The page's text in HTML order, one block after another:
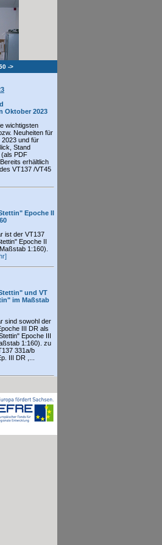
->
Oktober 2023
wichtigsten
Neuheiten für
und für
Stand
(als PDF
erhältlich
VT137 /VT45
Epoche II
ist der VT137
Epoche II
1:160).
und VT
im Maßstab
sind sowohl der
III DR als
Epoche III
1:160). zu
331a/b
III DR ,...